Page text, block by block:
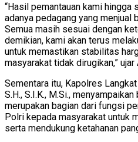
“Hasil pemantauan kami hingga
adanya pedagang yang menjual
Semua masih sesuai dengan
demikian, kami akan terus
untuk memastikan stabilitas
masyarakat tidak dirugikan,” ujar
Sementara itu, Kapolres
S.H., S.I.K., M.Si.,
merupakan bagian dari fungsi
Polri kepada masyarakat untuk
serta mendukung ketahanan